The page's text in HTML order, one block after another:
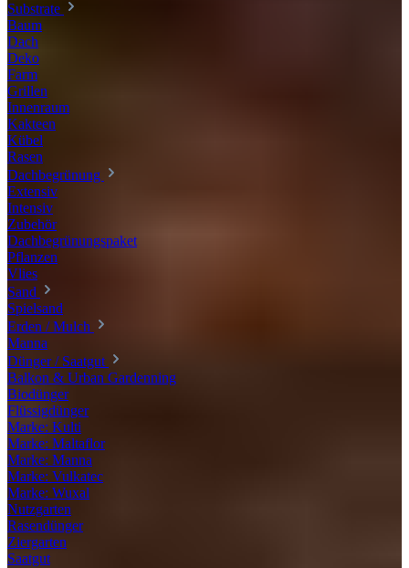
Substrate
Baum
Dach
Deko
Farm
Grillen
Innenraum
Kakteen
Kübel
Rasen
Dachbegrünung
Extensiv
Intensiv
Zubehör
Dachbegrünungspaket
Pflanzen
Vlies
Sand
Spielsand
Erden / Mulch
Manna
Dünger / Saatgut
Balkon & Urban Gardenning
Biodünger
Flüssigdünger
Marke: Kulti
Marke: Maltaflor
Marke: Manna
Marke: Vulkatec
Marke: Wuxal
Nutzgarten
Rasendünger
Ziergarten
Saatgut